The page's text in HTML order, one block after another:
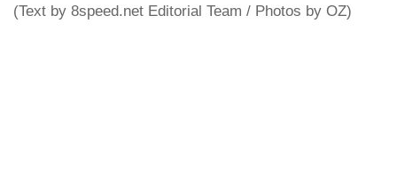
(Text by 8speed.net Editorial Team / Photos by OZ)